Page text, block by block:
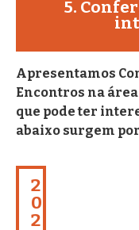
5.
Apresentamos
Encontros na
que pode ter
abaixo surgem
2
0
2